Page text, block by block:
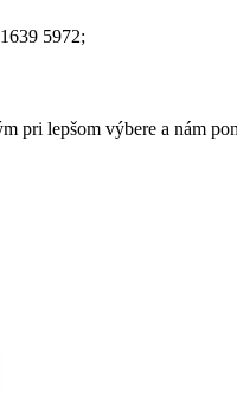
5972;
pri lepšom výbere a nám